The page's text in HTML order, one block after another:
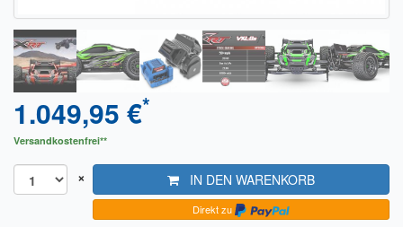
Zahlung und Versand
Widerrufsrecht
Widerrufsbelehrung für den Verkauf von Waren / Muster-
Widerrufsformular
Widerrufsbelehrung für digitale Waren / Muster-
Widerrufsformular
1.049,95 €*
Versandkostenfrei**
× IN DEN WARENKORB
Direkt zu